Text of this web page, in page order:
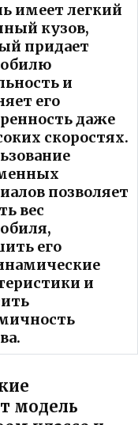
имеет легкий
кузов,
придает
и
его
даже
скоростях.
позволяет
вес
его
и
модель